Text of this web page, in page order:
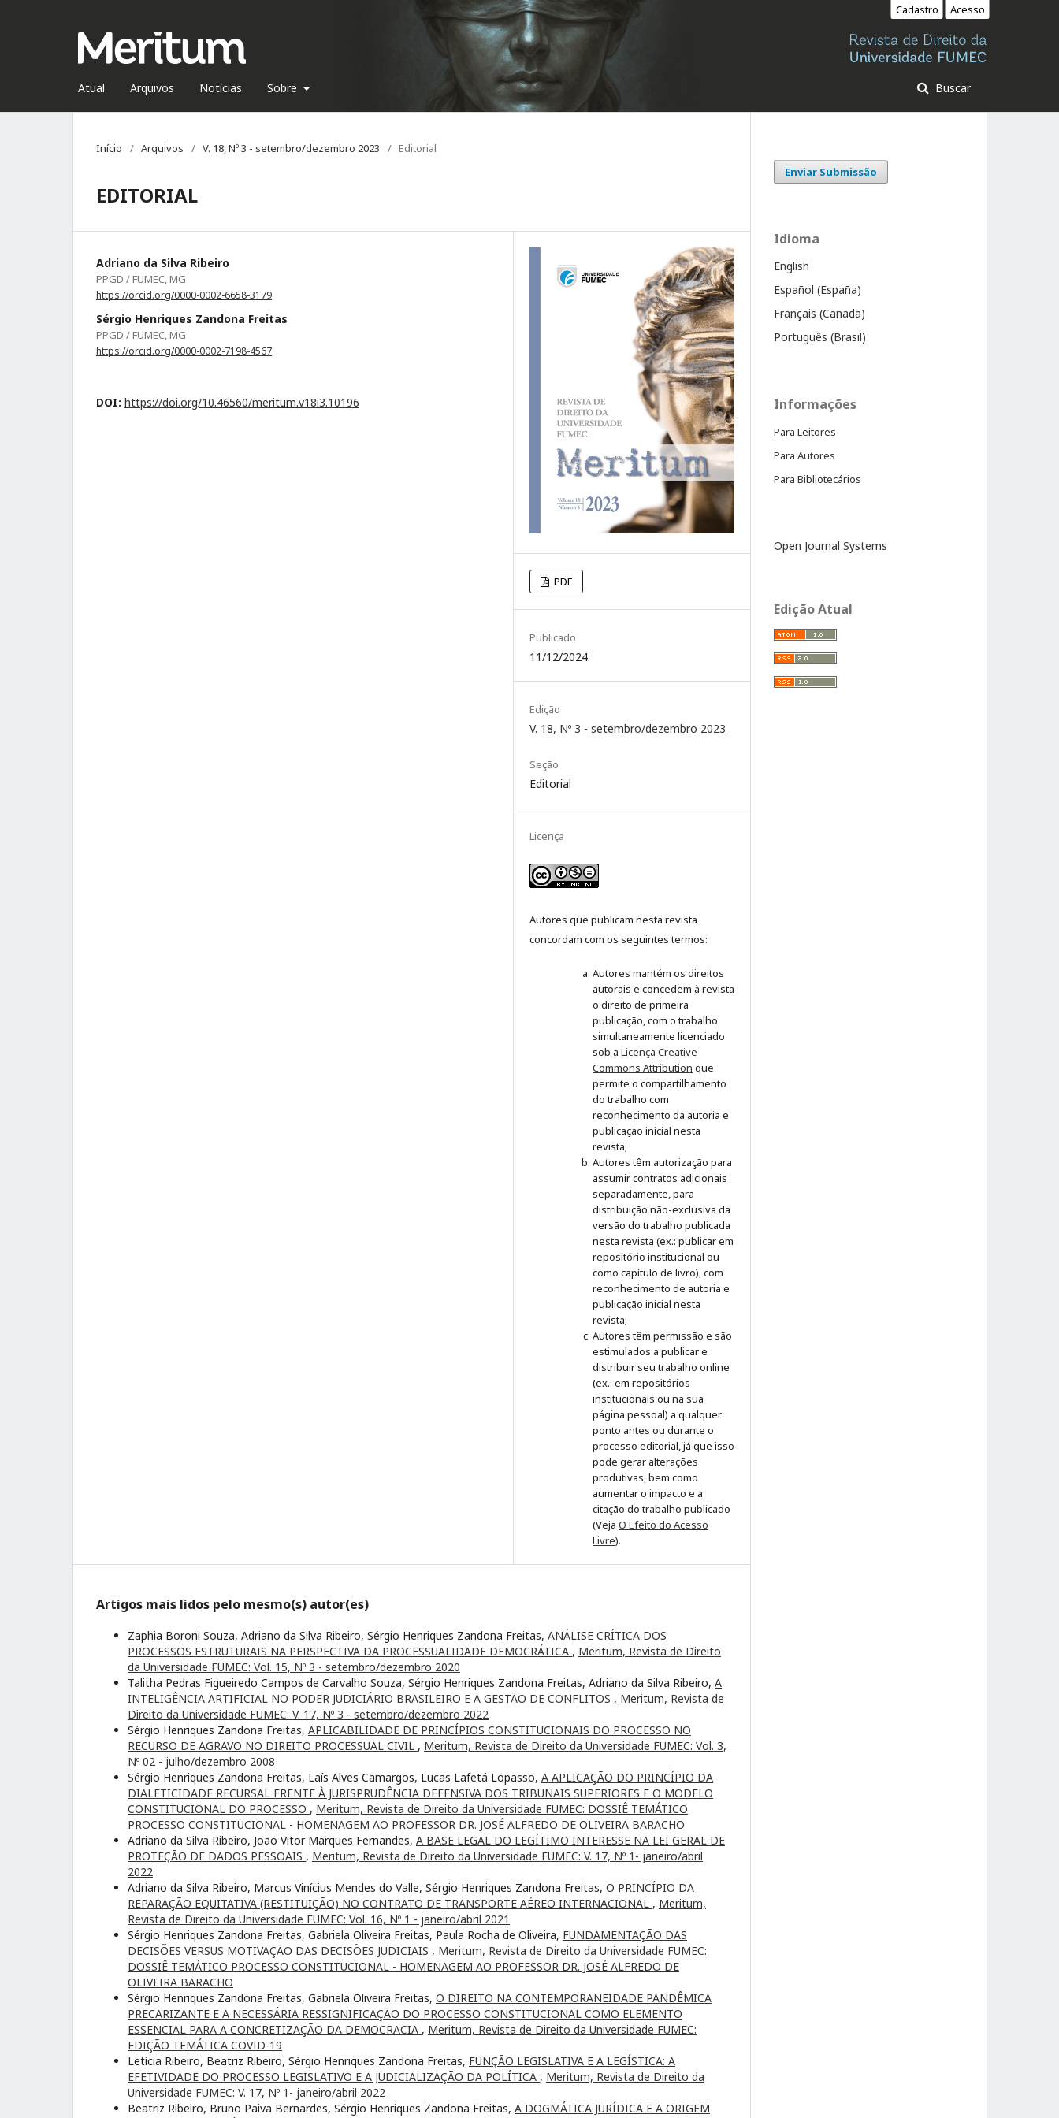
Atual Arquivos Notícias Sobre Buscar
Cadastro Acesso
Início / Arquivos / V. 18, Nº 3 - setembro/dezembro 2023 / Editorial
EDITORIAL
Adriano da Silva Ribeiro
PPGD / FUMEC, MG
https://orcid.org/0000-0002-6658-3179
Sérgio Henriques Zandona Freitas
PPGD / FUMEC, MG
https://orcid.org/0000-0002-7198-4567
DOI: https://doi.org/10.46560/meritum.v18i3.10196
PDF
Publicado
11/12/2024
Edição
V. 18, Nº 3 - setembro/dezembro 2023
Seção
Editorial
Licença
Autores que publicam nesta revista
concordam com os seguintes termos:
Autores mantém os direitos
autorais e concedem à revista
o direito de primeira
publicação, com o trabalho
simultaneamente licenciado
sob a Licença Creative
Commons Attribution que
permite o compartilhamento
do trabalho com
reconhecimento da autoria e
publicação inicial nesta
revista;
Autores têm autorização para
assumir contratos adicionais
separadamente, para
distribuição não-exclusiva da
versão do trabalho publicada
nesta revista (ex.: publicar em
repositório institucional ou
como capítulo de livro), com
reconhecimento de autoria e
publicação inicial nesta
revista;
Autores têm permissão e são
estimulados a publicar e
distribuir seu trabalho online
(ex.: em repositórios
institucionais ou na sua
página pessoal) a qualquer
ponto antes ou durante o
processo editorial, já que isso
pode gerar alterações
produtivas, bem como
aumentar o impacto e a
citação do trabalho publicado
(Veja O Efeito do Acesso
Livre).
Artigos mais lidos pelo mesmo(s) autor(es)
Zaphia Boroni Souza, Adriano da Silva Ribeiro, Sérgio Henriques Zandona Freitas, ANÁLISE CRÍTICA DOS
PROCESSOS ESTRUTURAIS NA PERSPECTIVA DA PROCESSUALIDADE DEMOCRÁTICA , Meritum, Revista de Direito
da Universidade FUMEC: Vol. 15, Nº 3 - setembro/dezembro 2020
Talitha Pedras Figueiredo Campos de Carvalho Souza, Sérgio Henriques Zandona Freitas, Adriano da Silva Ribeiro, A
INTELIGÊNCIA ARTIFICIAL NO PODER JUDICIÁRIO BRASILEIRO E A GESTÃO DE CONFLITOS , Meritum, Revista de
Direito da Universidade FUMEC: V. 17, Nº 3 - setembro/dezembro 2022
Sérgio Henriques Zandona Freitas, APLICABILIDADE DE PRINCÍPIOS CONSTITUCIONAIS DO PROCESSO NO
RECURSO DE AGRAVO NO DIREITO PROCESSUAL CIVIL , Meritum, Revista de Direito da Universidade FUMEC: Vol. 3,
Nº 02 - julho/dezembro 2008
Sérgio Henriques Zandona Freitas, Laís Alves Camargos, Lucas Lafetá Lopasso, A APLICAÇÃO DO PRINCÍPIO DA
DIALETICIDADE RECURSAL FRENTE À JURISPRUDÊNCIA DEFENSIVA DOS TRIBUNAIS SUPERIORES E O MODELO
CONSTITUCIONAL DO PROCESSO , Meritum, Revista de Direito da Universidade FUMEC: DOSSIÊ TEMÁTICO
PROCESSO CONSTITUCIONAL - HOMENAGEM AO PROFESSOR DR. JOSÉ ALFREDO DE OLIVEIRA BARACHO
Adriano da Silva Ribeiro, João Vitor Marques Fernandes, A BASE LEGAL DO LEGÍTIMO INTERESSE NA LEI GERAL DE
PROTEÇÃO DE DADOS PESSOAIS , Meritum, Revista de Direito da Universidade FUMEC: V. 17, Nº 1- janeiro/abril
2022
Adriano da Silva Ribeiro, Marcus Vinícius Mendes do Valle, Sérgio Henriques Zandona Freitas, O PRINCÍPIO DA
REPARAÇÃO EQUITATIVA (RESTITUIÇÃO) NO CONTRATO DE TRANSPORTE AÉREO INTERNACIONAL , Meritum,
Revista de Direito da Universidade FUMEC: Vol. 16, Nº 1 - janeiro/abril 2021
Sérgio Henriques Zandona Freitas, Gabriela Oliveira Freitas, Paula Rocha de Oliveira, FUNDAMENTAÇÃO DAS
DECISÕES VERSUS MOTIVAÇÃO DAS DECISÕES JUDICIAIS , Meritum, Revista de Direito da Universidade FUMEC:
DOSSIÊ TEMÁTICO PROCESSO CONSTITUCIONAL - HOMENAGEM AO PROFESSOR DR. JOSÉ ALFREDO DE
OLIVEIRA BARACHO
Sérgio Henriques Zandona Freitas, Gabriela Oliveira Freitas, O DIREITO NA CONTEMPORANEIDADE PANDÊMICA
PRECARIZANTE E A NECESSÁRIA RESSIGNIFICAÇÃO DO PROCESSO CONSTITUCIONAL COMO ELEMENTO
ESSENCIAL PARA A CONCRETIZAÇÃO DA DEMOCRACIA , Meritum, Revista de Direito da Universidade FUMEC:
EDIÇÃO TEMÁTICA COVID-19
Letícia Ribeiro, Beatriz Ribeiro, Sérgio Henriques Zandona Freitas, FUNÇÃO LEGISLATIVA E A LEGÍSTICA: A
EFETIVIDADE DO PROCESSO LEGISLATIVO E A JUDICIALIZAÇÃO DA POLÍTICA , Meritum, Revista de Direito da
Universidade FUMEC: V. 17, Nº 1- janeiro/abril 2022
Beatriz Ribeiro, Bruno Paiva Bernardes, Sérgio Henriques Zandona Freitas, A DOGMÁTICA JURÍDICA E A ORIGEM
Enviar Submissão
Idioma
English
Español (España)
Français (Canada)
Português (Brasil)
Informações
Para Leitores
Para Autores
Para Bibliotecários
Open Journal Systems
Edição Atual